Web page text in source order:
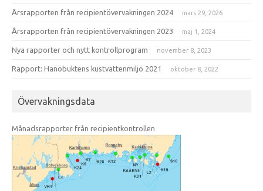
Årsrapporten från recipientövervakningen 2024 mars 29, 2026
Årsrapporten från recipientövervakningen 2023 maj 1, 2024
Nya rapporter och nytt kontrollprogram november 8, 2023
Rapport: Hanöbuktens kustvattenmiljö 2021 oktober 8, 2022
Övervakningsdata
Månadsrapporter från recipientkontrollen